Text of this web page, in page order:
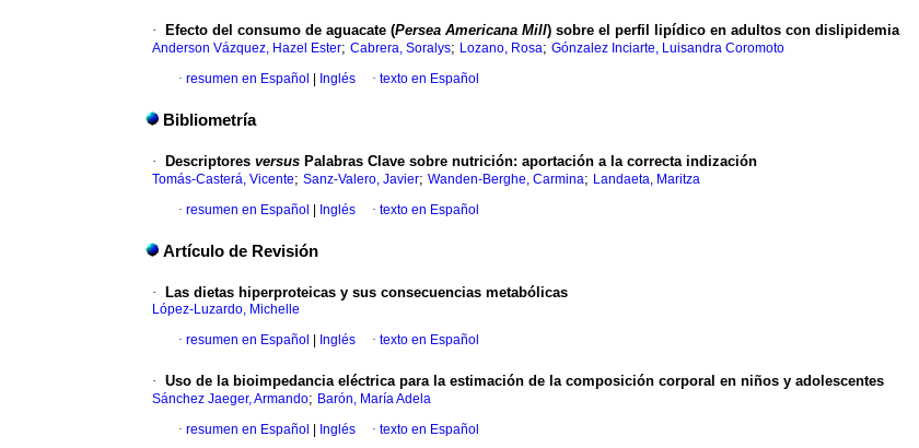
· Efecto del consumo de aguacate (Persea Americana Mill) sobre el perfil lipídico en adultos con dislipidemia
Anderson Vázquez, Hazel Ester; Cabrera, Soralys; Lozano, Rosa; Gónzalez Inciarte, Luisandra Coromoto
· resumen en Español Inglés · texto en Español
Bibliometría
· Descriptores versus Palabras Clave sobre nutrición: aportación a la correcta indización
Tomás-Casterá, Vicente; Sanz-Valero, Javier; Wanden-Berghe, Carmina; Landaeta, Maritza
· resumen en Español Inglés · texto en Español
Artículo de Revisión
· Las dietas hiperproteicas y sus consecuencias metabólicas
López-Luzardo, Michelle
· resumen en Español Inglés · texto en Español
· Uso de la bioimpedancia eléctrica para la estimación de la composición corporal en niños y adolescentes
Sánchez Jaeger, Armando; Barón, María Adela
· resumen en Español Inglés · texto en Español